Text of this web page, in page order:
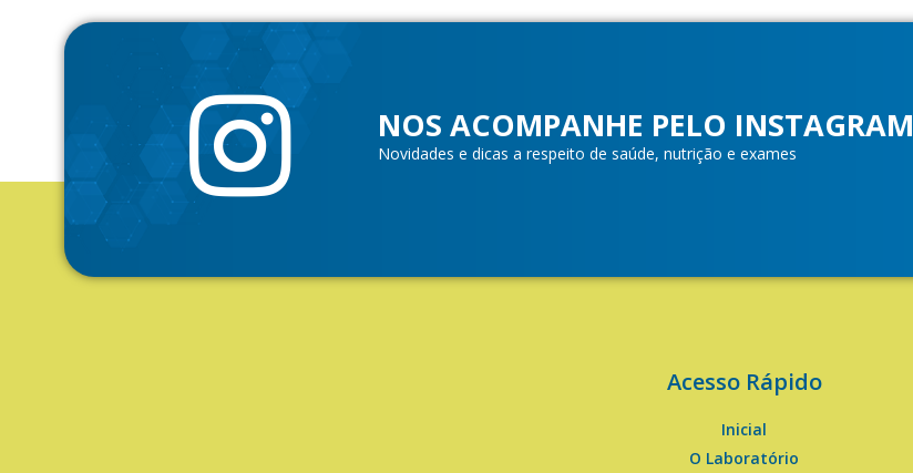
NOS ACOMPANHE PELO INSTAGRAM
Novidades e dicas a respeito de saúde, nutrição e exames
Acesso Rápido
Inicial
O Laboratório